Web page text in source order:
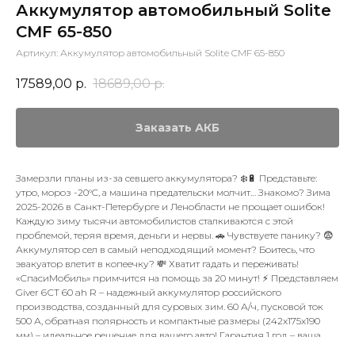
Аккумулятор автомобильный Solite
CMF 65-850
Артикул: Аккумулятор автомобильный Solite CMF 65-850
17589,00 р. 18689,00 р.
Заказать АКБ
Замерзли планы из-за севшего аккумулятора? ❄️🔋 Представьте:
утро, мороз -20°C, а машина предательски молчит… Знакомо? Зима
2025-2026 в Санкт-Петербурге и Ленобласти не прощает ошибок!
Каждую зиму тысячи автомобилистов сталкиваются с этой
проблемой, теряя время, деньги и нервы. 🚗 Чувствуете панику? 😨
Аккумулятор сел в самый неподходящий момент? Боитесь, что
эвакуатор влетит в копеечку? 💸 Хватит гадать и переживать!
«СпасиМобиль» примчится на помощь за 20 минут! ⚡ Представляем
Giver 6СТ 60 ah R – надежный аккумулятор российского
производства, созданный для суровых зим. 60 А/ч, пусковой ток
500 А, обратная полярность и компактные размеры (242x175x190